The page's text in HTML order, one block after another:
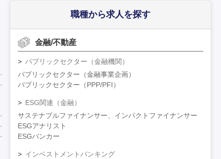
職種から求人を探す
金融/不動産
パブリックセクター（金融機関）
パブリックセクター（金融事業企画）
パブリックセクター（PPP/PFI）
ESG関連（金融）
サステナブルファイナンサー、インパクトファイナンサー
ESGアナリスト
ESGバンカー
インベストメントバンキング